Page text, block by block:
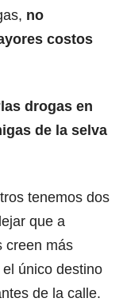
no
costos
las drogas en
de la selva
tenemos dos
que a
creen más
único destino
de la calle.